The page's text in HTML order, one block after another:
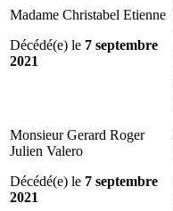
Madame Christabel Etienne
Décédé(e) le 7 septembre
2021
Monsieur Gerard Roger
Julien Valero
Décédé(e) le 7 septembre
2021